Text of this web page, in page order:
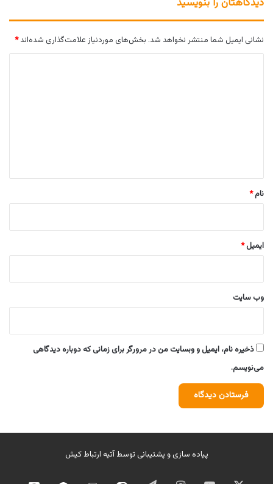
نشانی ایمیل شما منتشر نخواهد شد. بخش‌های موردنیاز علامت‌گذاری شده‌اند*
نام*
ایمیل*
وب‌ سایت
ذخیره نام، ایمیل و وبسایت من در مرورگر برای زمانی که دوباره دیدگاهی
می‌نویسم.
پیاده سازی و پشتیبانی توسطآتیه ارتباط کیش